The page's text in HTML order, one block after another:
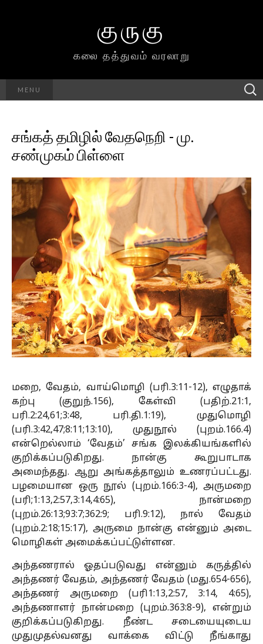
குருகு
கலை தத்துவம் வரலாறு
MENU
Searc
h for:
சங்கத் தமிழில் வேதநெறி - மு.
சண்முகம் பிள்ளை
மறை, வேதம், வாய்மொழி (பரி.3:11-12), எழுதாக்
கற்பு (குறுந்.156), கேள்வி (பதிற்.21:1,
பரி.2:24,61;3:48, பரி.தி.1:19), முதுமொழி
(பரி.3:42,47;8:11;13:10), முதுநூல் (புறம்.166.4)
என்றெல்லாம் ‘வேதம்’ சங்க இலக்கியங்களில்
குறிக்கப்படுகிறது. நான்கு கூறுபாடாக
அமைந்தது. ஆறு அங்கத்தாலும் உணரப்பட்டது.
பழமையான ஒரு நூல் (புறம்.166:3-4), அருமறை
(பரி;1:13,2:57,3:14,4:65), நான்மறை
(புறம்.26:13;93:7;362:9; பரி.9:12), நால் வேதம்
(புறம்.2:18;15:17), அருமை நான்கு என்னும் அடை
மொழிகள் அமைக்கப்பட்டுள்ளன.
அந்தணரால் ஓதப்படுவது என்னும் கருத்தில்
அந்தணர் வேதம், அந்தணர் வேதம் (மது.654-656),
அந்தணர் அருமறை (பரி1:13,2:57, 3:14, 4:65),
அந்தணாளர் நான்மறை (புறம்.363:8-9), என்றும்
குறிக்கப்படுகிறது. நீண்ட சடையையுடைய
முதுமுதல்வனது வாக்கை விட்டு நீங்காது